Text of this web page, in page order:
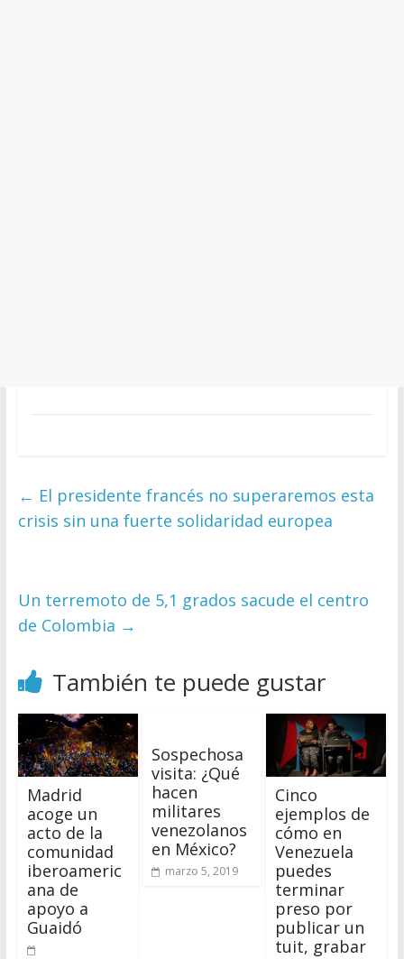
← El presidente francés no superaremos esta
crisis sin una fuerte solidaridad europea
Un terremoto de 5,1 grados sacude el centro
de Colombia →
También te puede gustar
Madrid
acoge un
acto de la
comunidad
iberoameric
ana de
apoyo a
Guaidó
Sospechosa
visita: ¿Qué
hacen
militares
venezolanos
en México?
marzo 5, 2019
Cinco
ejemplos de
cómo en
Venezuela
puedes
terminar
preso por
publicar un
tuit, grabar